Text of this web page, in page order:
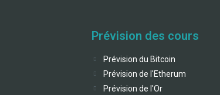
Prévision des cours
Prévision du Bitcoin
Prévision de l'Etherum
Prévision de l'Or